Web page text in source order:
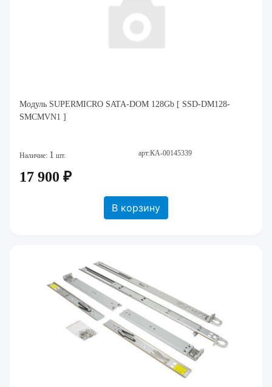
Модуль SUPERMICRO SATA-DOM 128Gb [ SSD-DM128-
SMCMVN1 ]
Наличие: 1 шт. арт:КА-00145339
17 900 ₽
В корзину